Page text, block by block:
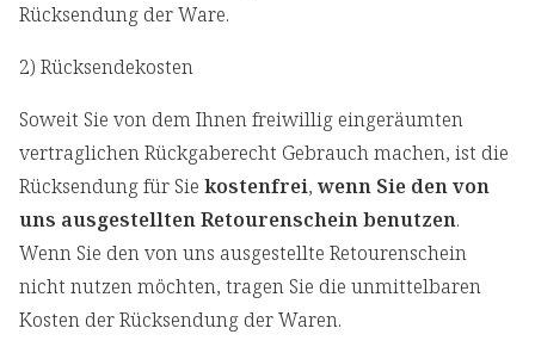
Rücksendung der Ware.
2) Rücksendekosten
Soweit Sie von dem Ihnen freiwillig eingeräumten
vertraglichen Rückgaberecht Gebrauch machen, ist die
Rücksendung für Sie kostenfrei, wenn Sie den von
uns ausgestellten Retourenschein benutzen.
Wenn Sie den von uns ausgestellte Retourenschein
nicht nutzen möchten, tragen Sie die unmittelbaren
Kosten der Rücksendung der Waren.